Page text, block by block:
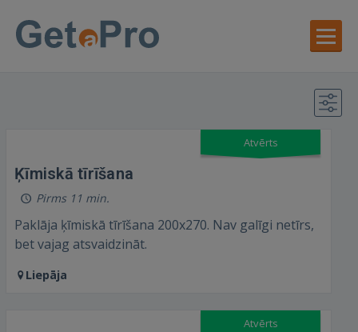
Atvērts
Ķīmiskā tīrīšana
Pirms 11 min.
Paklāja ķīmiskā tīrīšana 200x270. Nav galīgi netīrs,
bet vajag atsvaidzināt.
Liepāja
Atvērts